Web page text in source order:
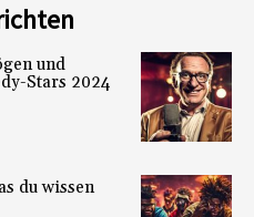
und
Stars 2024
du wissen